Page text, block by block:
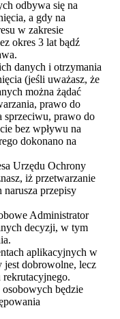
odbywa się na
a gdy na
w zakresie
okres 3 lat bądź
danych i otrzymania
(jeśli uważasz, że
można żądać
prawo do
sprzeciwu, prawo do
bez wpływu na
dokonano na
Urzędu Ochrony
iż przetwarzanie
przepisy
Administrator
decyzji, w tym
aplikacyjnych w
jest dobrowolne, lecz
rekrutacyjnego.
będzie